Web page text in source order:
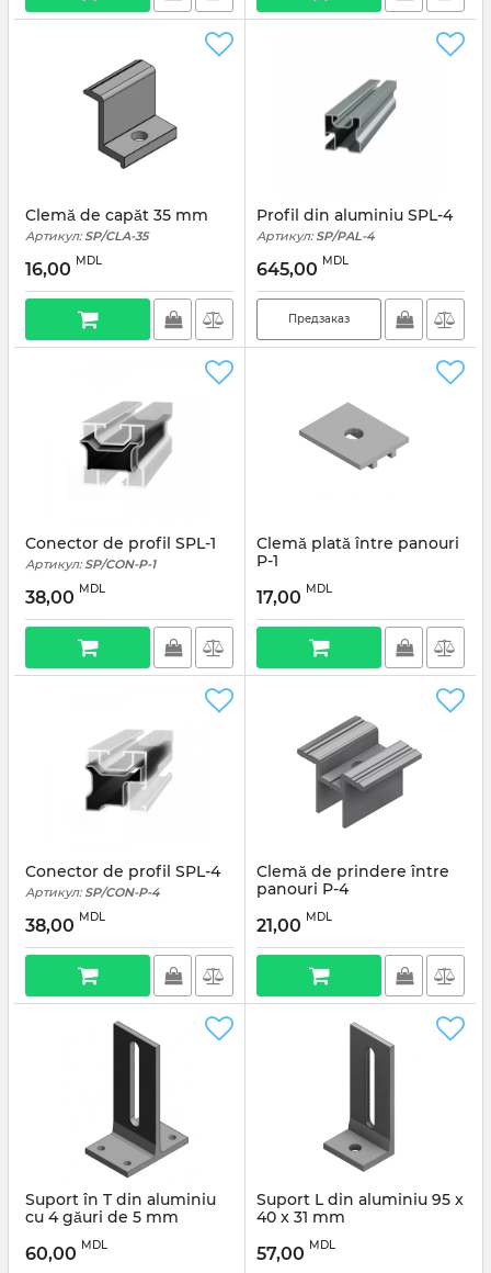
Clemă de capăt 35 mm
Артикул: SP/CLA-35
16,00 MDL
Profil din aluminiu SPL-4
Артикул: SP/PAL-4
645,00 MDL
Предзаказ
Conector de profil SPL-1
Артикул: SP/CON-P-1
38,00 MDL
Clemă plată între panouri
P-1
Артикул: SP/CLA-P-1
17,00 MDL
Conector de profil SPL-4
Артикул: SP/CON-P-4
38,00 MDL
Clemă de prindere între
panouri P-4
Артикул: SP/CLA-P-4
21,00 MDL
Suport în T din aluminiu
cu 4 găuri de 5 mm
mm
60,00 MDL
Suport L din aluminiu 95 x
40 x 31 mm
Артикул: SP/SUP-A/L
57,00 MDL